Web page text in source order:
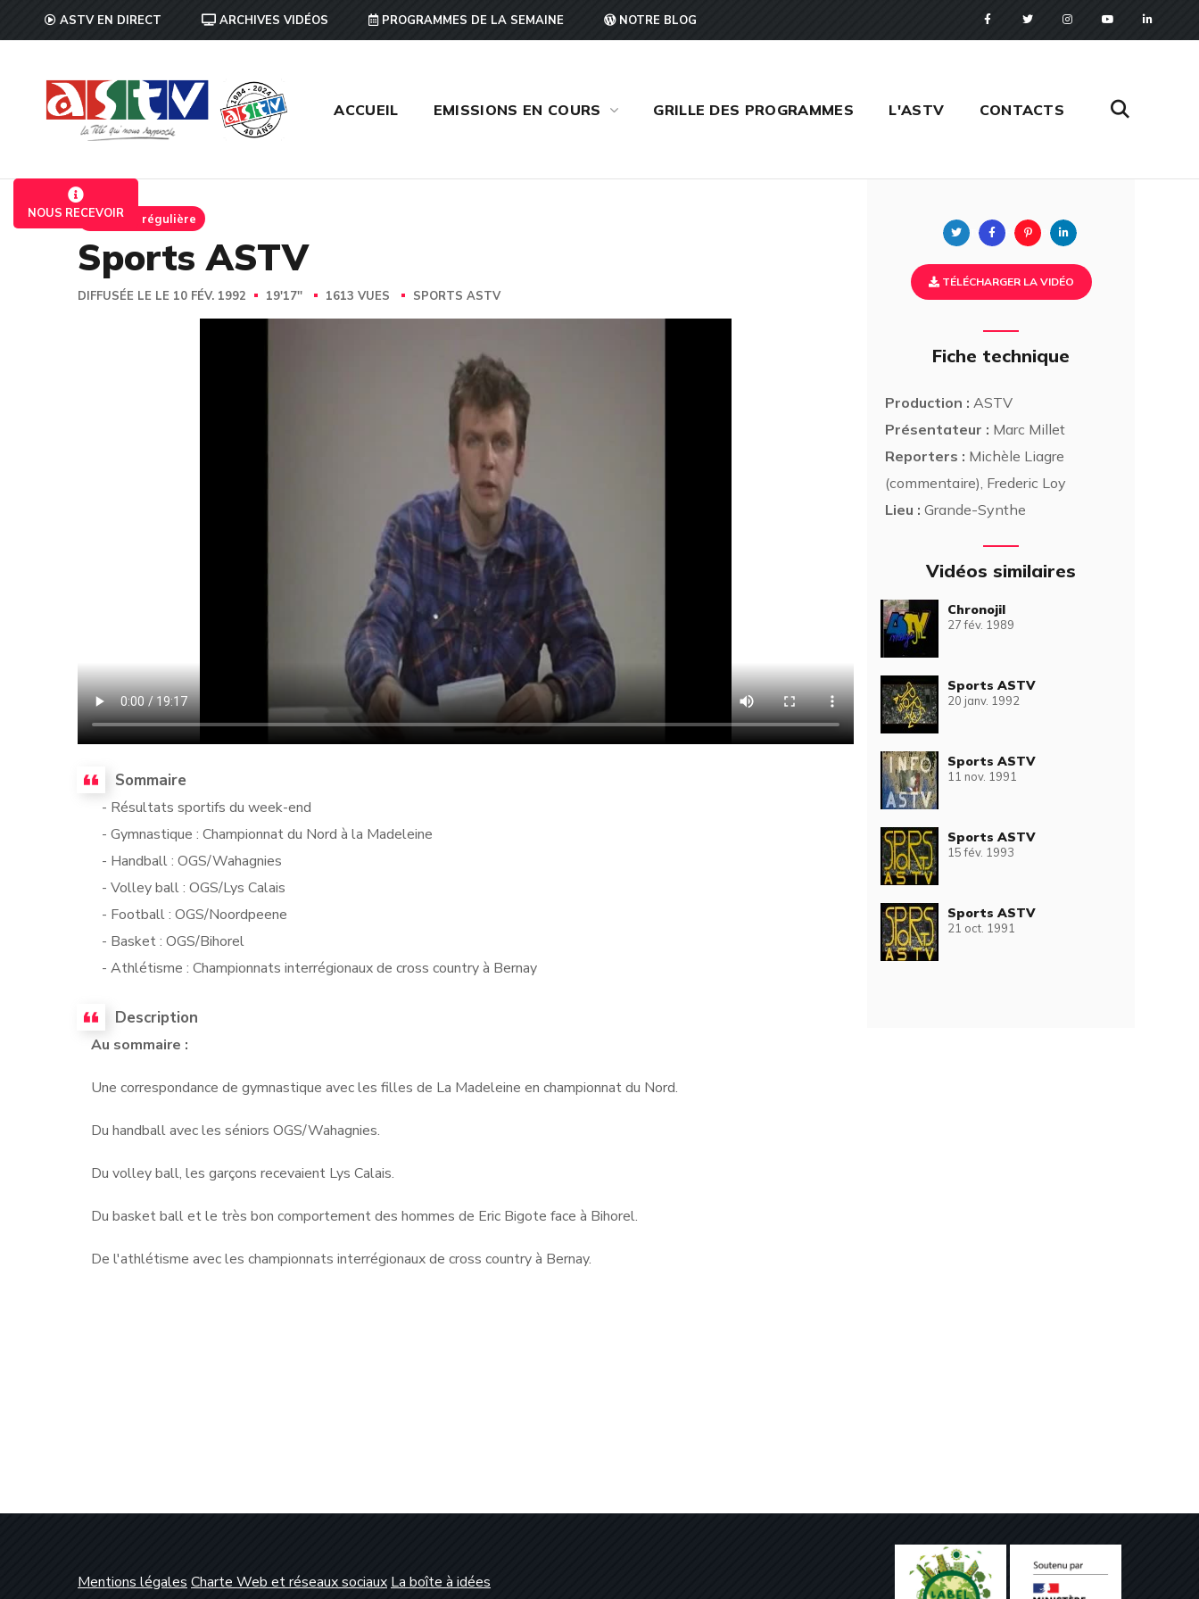
ASTV EN DIRECT ARCHIVES VIDÉOS PROGRAMMES DE LA SEMAINE NOTRE BLOG
ACCUEIL EMISSIONS EN COURS GRILLE DES PROGRAMMES L'ASTV CONTACTS
NOUS RECEVOIREmission régulière
Sports ASTV
DIFFUSÉE LE LE 10 FÉV. 1992 19'17'' 1613 VUES SPORTS ASTV
Sommaire
- Résultats sportifs du week-end
- Gymnastique : Championnat du Nord à la Madeleine
- Handball : OGS/Wahagnies
- Volley ball : OGS/Lys Calais
- Football : OGS/Noordpeene
- Basket : OGS/Bihorel
- Athlétisme : Championnats interrégionaux de cross country à Bernay
Description
Au sommaire :
Une correspondance de gymnastique avec les filles de La Madeleine en championnat du Nord.
Du handball avec les séniors OGS/Wahagnies.
Du volley ball, les garçons recevaient Lys Calais.
Du basket ball et le très bon comportement des hommes de Eric Bigote face à Bihorel.
De l'athlétisme avec les championnats interrégionaux de cross country à Bernay.
Twitter FacebookPinterest
TÉLÉCHARGER LA VIDÉO
Fiche technique
Production : ASTV
Présentateur : Marc Millet
Reporters : Michèle Liagre
(commentaire), Frederic Loy
Lieu : Grande-Synthe
Vidéos similaires
Chronojil
27 fév. 1989
Sports ASTV
20 janv. 1992
Sports ASTV
11 nov. 1991
Sports ASTV
15 fév. 1993
Sports ASTV
21 oct. 1991
Mentions légalesCharte Web et réseaux sociauxLa boîte à idées